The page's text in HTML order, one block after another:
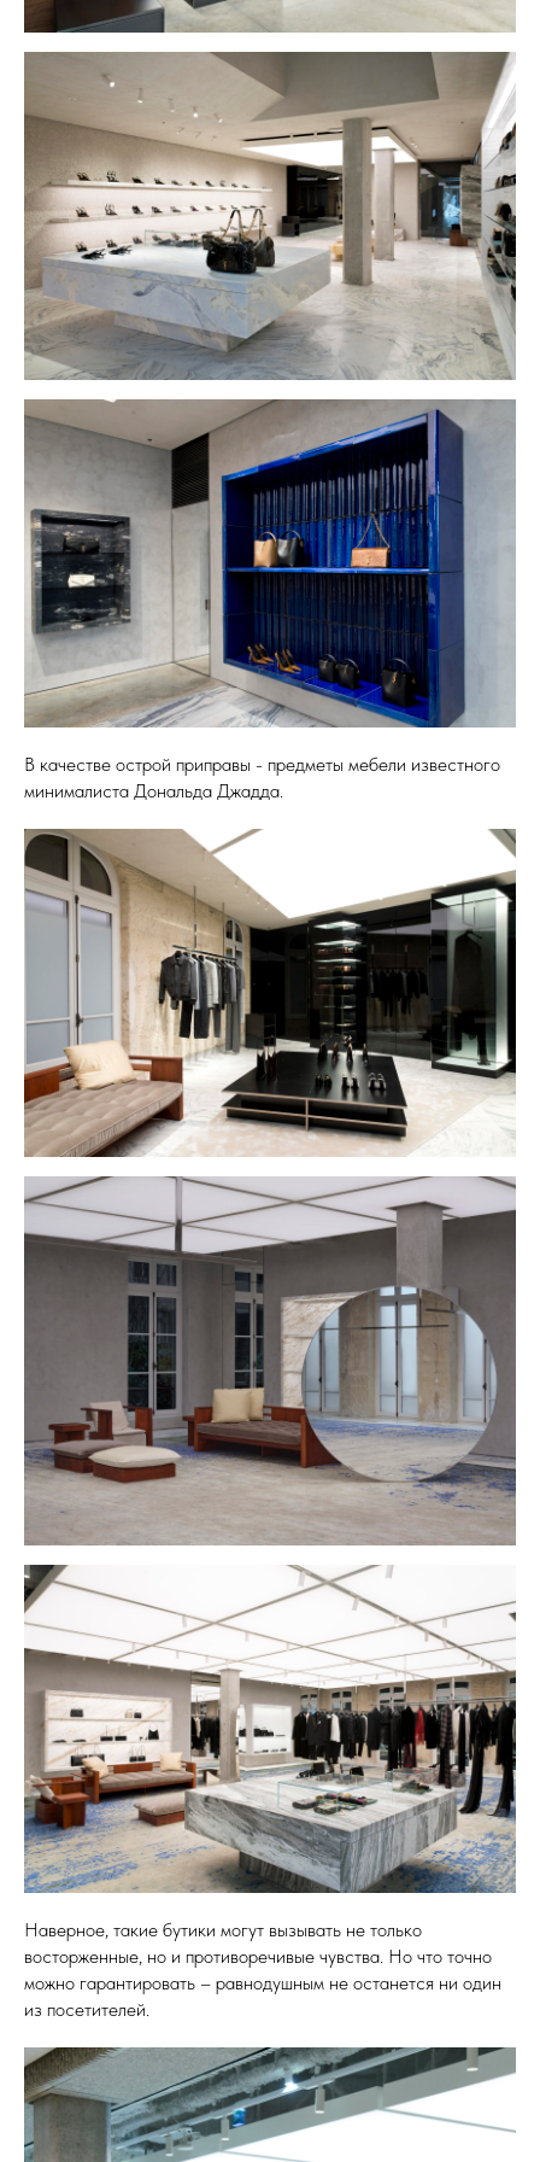
В качестве острой приправы - предметы мебели известного
минималиста Дональда Джадда.
Наверное, такие бутики могут вызывать не только
восторженные, но и противоречивые чувства. Но что точно
можно гарантировать – равнодушным не останется ни один
из посетителей.